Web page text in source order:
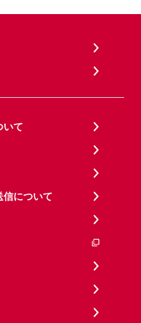
いて
信について